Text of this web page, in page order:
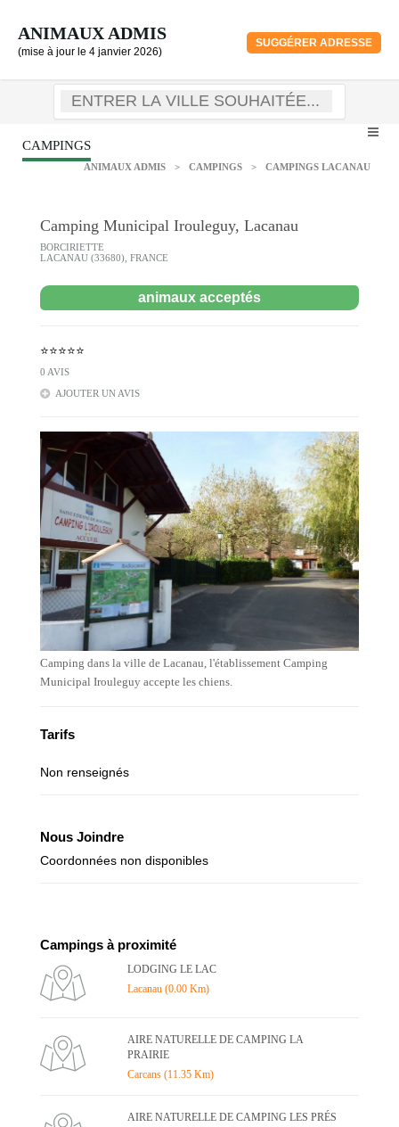
ANIMAUX ADMIS
(mise à jour le 4 janvier 2026)
SUGGÉRER ADRESSE
CAMPINGS
ANIMAUX ADMIS > CAMPINGS > CAMPINGS LACANAU
Camping Municipal Irouleguy, Lacanau
BORCIRIETTE
LACANAU (33680), FRANCE
animaux acceptés
⭐⭐⭐⭐⭐
0 AVIS
AJOUTER UN AVIS
Camping dans la ville de Lacanau, l'établissement Camping
Municipal Irouleguy accepte les chiens.
Tarifs
Non renseignés
Nous Joindre
Coordonnées non disponibles
Campings à proximité
LODGING LE LAC
Lacanau (0.00 Km)
AIRE NATURELLE DE CAMPING LA
PRAIRIE
Carcans (11.35 Km)
AIRE NATURELLE DE CAMPING LES PRÉS